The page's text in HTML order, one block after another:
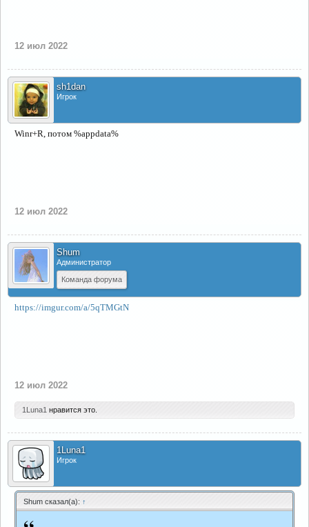
12 июл 2022
sh1dan
Игрок
Winr+R, потом %appdata%
12 июл 2022
Shum
Администратор
Команда форума
https://imgur.com/a/5qTMGtN
12 июл 2022
1Luna1 нравится это.
1Luna1
Игрок
Shum сказал(а): ↑